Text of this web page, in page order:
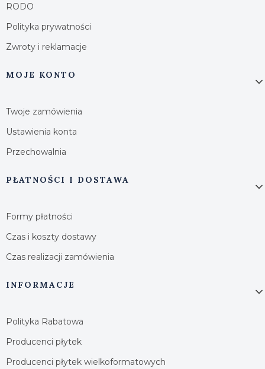
RODO
Polityka prywatności
Zwroty i reklamacje
MOJE KONTO
Twoje zamówienia
Ustawienia konta
Przechowalnia
PŁATNOŚCI I DOSTAWA
Formy płatności
Czas i koszty dostawy
Czas realizacji zamówienia
INFORMACJE
Polityka Rabatowa
Producenci płytek
Producenci płytek wielkoformatowych